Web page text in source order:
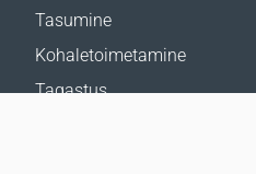
Tasumine
Kohaletoimetamine
Tagastus